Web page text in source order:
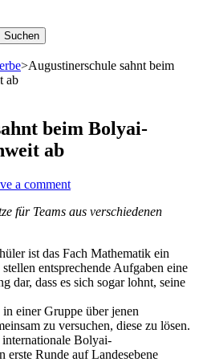
>Augustinerschule sahnt beim
ab
beim Bolyai-
ab
a comment
für Teams aus verschiedenen
ist das Fach Mathematik ein
entsprechende Aufgaben eine
dar, dass es sich sogar lohnt, seine
einer Gruppe über jenen
zu versuchen, diese zu lösen.
Bolyai-
erste Runde auf Landesebene